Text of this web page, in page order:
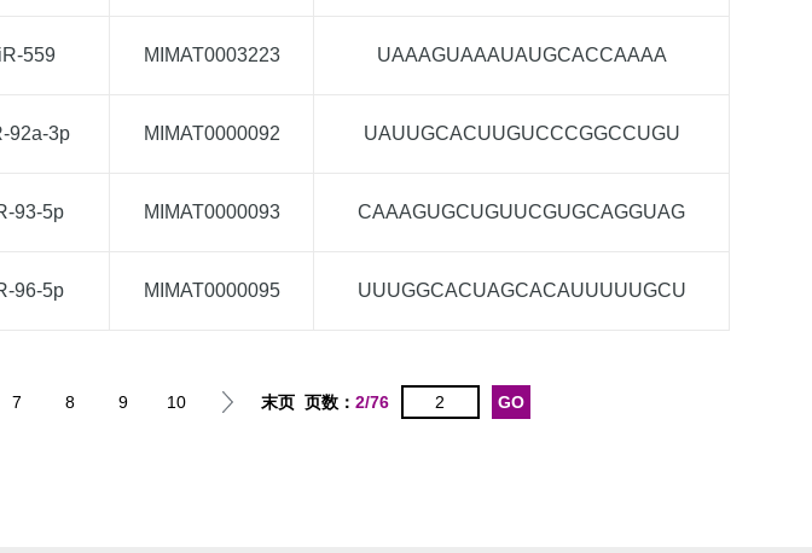
559 MIMAT0003223 UAAAGUAAAUAUGCACCAAAA
92a-3p MIMAT0000092 UAUUGCACUUGUCCCGGCCUGU
93-5p MIMAT0000093 CAAAGUGCUGUUCGUGCAGGUAG
96-5p MIMAT0000095 UUUGGCACUAGCACAUUUUUGCU
7 8 9 10 末页 页数： 2/76